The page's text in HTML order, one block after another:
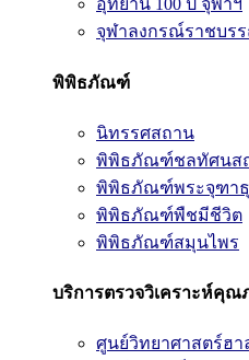
อุทยาน 100 ปี จุฬาฯ
จุฬาลงกรณ์ราชบร
พิพิธภัณฑ์
นิทรรศสถาน
พิพิธภัณฑ์ชลทัศนส
พิพิธภัณฑ์พระจุฑา
พิพิธภัณฑ์พืชมีชีวิต
พิพิธภัณฑ์สมุนไพร
บริการตรวจวิเคราะห์คุณ
ศูนย์วิทยาศาสตร์ฮา